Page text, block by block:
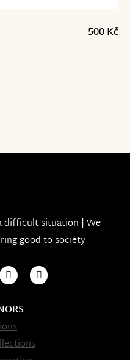
500 Kč
difficult situation | We
good to society